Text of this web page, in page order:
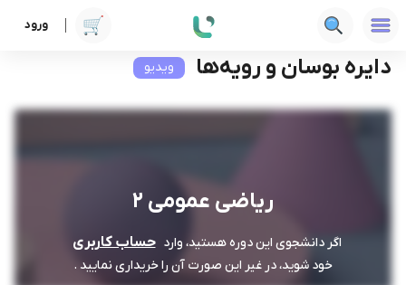
ورود دوره ها فنی‌ومهندسی
دایره بوسان و رویه‌ها ویدیو
ریاضی عمومی 2
اگر دانشجوی این دوره هستید، وارد حساب کاربری
خود شوید، در غیر این صورت آن را خریداری نمایید .